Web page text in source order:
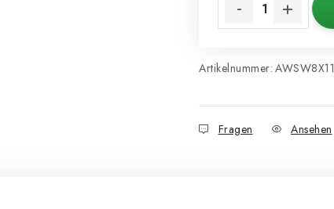
Artikelnummer: AWSW8X11
Fragen Ansehen